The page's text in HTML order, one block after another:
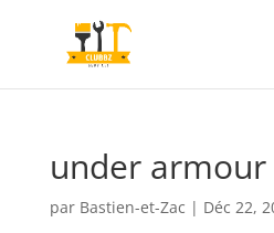
under armour
par Bastien-et-Zac | Déc 22,